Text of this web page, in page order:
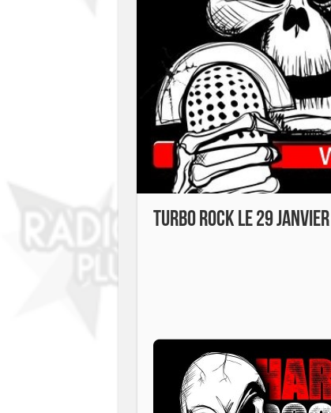
TURBO ROCK LE 29